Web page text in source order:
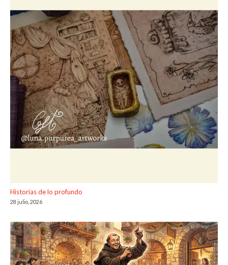
Historias de lo profundo
28 julio, 2026